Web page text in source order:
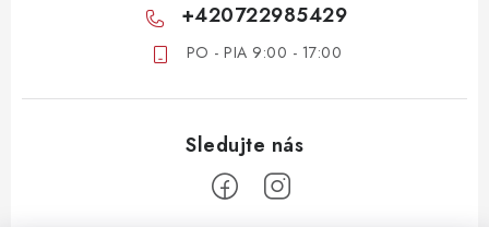
+420722985429
PO - PIA 9:00 - 17:00